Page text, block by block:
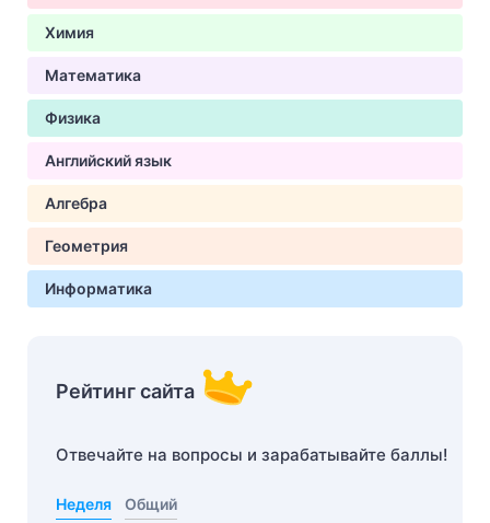
Химия
Математика
Физика
Английский язык
Алгебра
Геометрия
Информатика
Рейтинг сайта
Отвечайте на вопросы и зарабатывайте баллы!
Неделя Общий